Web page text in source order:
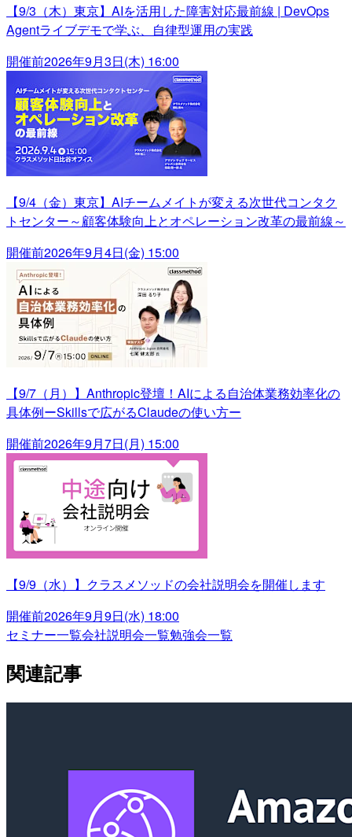
【9/3（木）東京】AIを活用した障害対応最前線 | DevOps
Agentライブデモで学ぶ、自律型運用の実践
開催前2026年9月3日(木) 16:00
【9/4（金）東京】AIチームメイトが変える次世代コンタク
トセンター～顧客体験向上とオペレーション改革の最前線～
開催前2026年9月4日(金) 15:00
【9/7（月）】Anthropic登壇！AIによる自治体業務効率化の
具体例ーSkillsで広がるClaudeの使い方ー
開催前2026年9月7日(月) 15:00
【9/9（水）】クラスメソッドの会社説明会を開催します
開催前2026年9月9日(水) 18:00
セミナー一覧会社説明会一覧勉強会一覧
関連記事